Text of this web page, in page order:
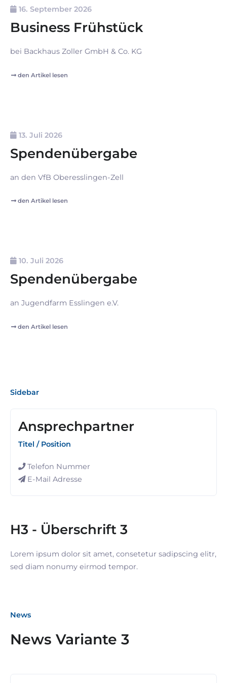
16. September 2026
Business Frühstück
bei Backhaus Zoller GmbH & Co. KG
den Artikel lesen
13. Juli 2026
Spendenübergabe
an den VfB Oberesslingen-Zell
den Artikel lesen
10. Juli 2026
Spendenübergabe
an Jugendfarm Esslingen e.V.
den Artikel lesen
Sidebar
Ansprechpartner
Titel / Position
Telefon Nummer
E-Mail Adresse
H3 - Überschrift 3
Lorem ipsum dolor sit amet, consetetur sadipscing elitr,
sed diam nonumy eirmod tempor.
News
News Variante 3
12. Juli 2023